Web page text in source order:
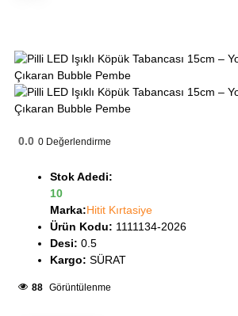
0.0 0 Değerlendirme
Stok Adedi:
10
Marka:Hitit Kırtasiye
Ürün Kodu: 1111134-2026
Desi: 0.5
Kargo: SÜRAT
88 Görüntülenme